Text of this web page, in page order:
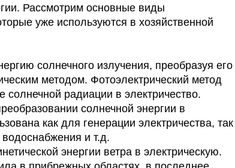
Рассмотрим основные виды
уже используются в хозяйственной
солнечного излучения, преобразуя его
методом. Фотоэлектрический метод
солнечной радиации в электричество.
солнечной энергии в
как для генерации электричества, так
и т.д.
энергии ветра в электрическую.